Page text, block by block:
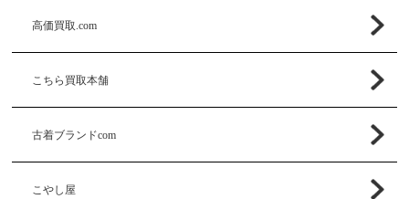
高価買取.com
こちら買取本舗
古着ブランドcom
こやし屋